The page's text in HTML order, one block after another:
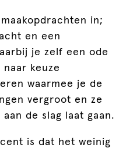
in;
en een
je zelf een ode
naar keuze
waarmee je de
vergroot en ze
de slag laat gaan.
is dat het weinig